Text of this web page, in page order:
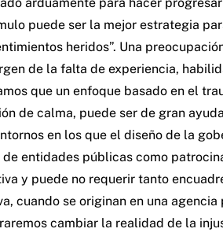
arduamente para hacer
puede ser la mejor estrategia
heridos”. Una
de la falta de experiencia,
que un enfoque basado en el
de calma, puede ser de gran
en los que el diseño de la
entidades públicas como
y puede no requerir tanto
cuando se originan en una
cambiar la realidad de la